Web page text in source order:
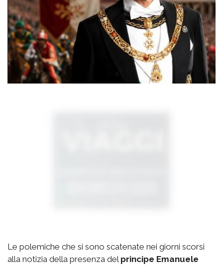
Le polemiche che si sono scatenate nei giorni scorsi
alla notizia della presenza del principe Emanuele